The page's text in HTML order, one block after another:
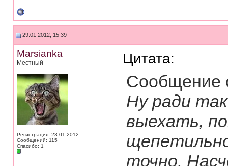
29.01.2012, 15:39
Marsianka
Местный
Регистрация: 23.01.2012
Сообщений: 115
Спасибо: 1
Цитата:
Сообщение
Ну ради
выехать,
точно.